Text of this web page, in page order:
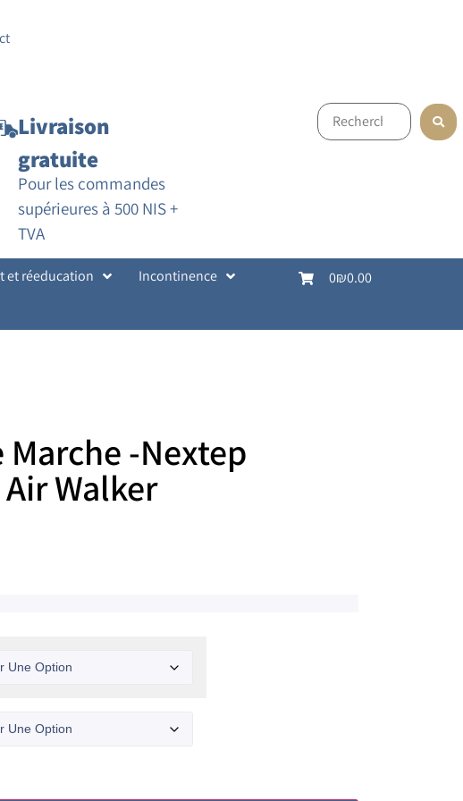
Livraison
gratuite
Pour les commandes
supérieures à 500 NIS +
TVA
et réeducation Incontinence 0₪0.00
Marche -Nextep
Walker